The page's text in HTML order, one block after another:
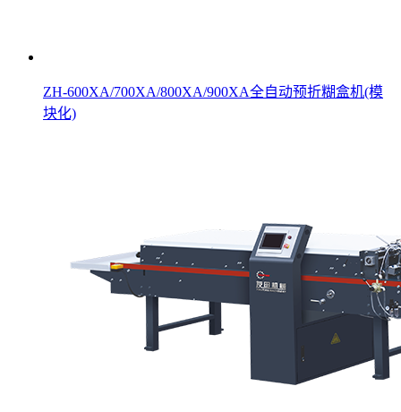
ZH-600XA/700XA/800XA/900XA全自动预折糊盒机(模
块化)